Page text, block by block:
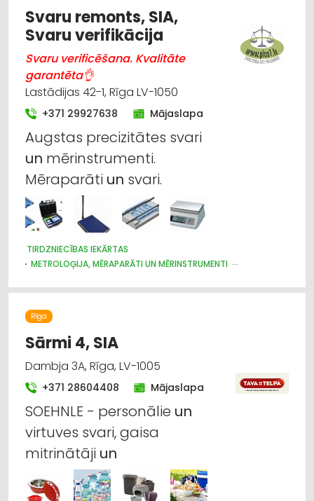
MĒBEĻU RAŽOŠANA, MĒBEĻU SAGATAVES
Svaru remonts, SIA,
Svaru verifikācija
Svaru verificēšana. Kvalitāte
garantēta👌
Lastādijas 42-1, Rīga LV-1050
+371 29927638 Mājaslapa
Augstas precizitātes svari
un mērinstrumenti.
Mēraparāti un svari.
TIRDZNIECĪBAS IEKĀRTAS
METROLOĢIJA, MĒRAPARĀTI UN MĒRINSTRUMENTI
INTERNETVEIKALI, E-KOMERCIJA
IEKRAUŠANAS UN IZKRAUŠANAS TEHNIKA
LABORATORIJAS IEKĀRTAS UN PIEDERUMI
LAUKSAIMNIECĪBAS PAKALPOJUMI
LAUKSAIMNIECĪBAS TEHNIKAS UN TRAKTORTEHNIKAS
TIRDZNIECĪBA
LAUKSAIMNIECĪBAS TEHNIKAS UN TRAKTORTEHNIKAS REZERVES
DAĻAS
LABOŠANA, REMONTS
KOKAPSTRĀDE
SADZĪVES TEHNIKAS TIRDZNIECĪBA
SADZĪVES TEHNIKAS VAIRUMTIRDZNIECĪBA
MEDICĪNAS TEHNIKA, INSTRUMENTI, PRECES UN PIEDERUMI
Rīga
Sārmi 4, SIA
Dambja 3A, Rīga, LV-1005
+371 28604408 Mājaslapa
SOEHNLE - personālie un
virtuves svari, gaisa
mitrinātāji un